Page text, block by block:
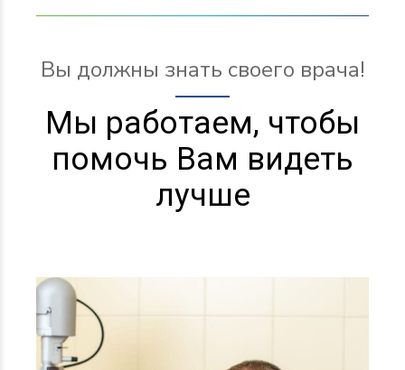
Вы должны знать своего врача!
Мы работаем, чтобы
помочь Вам видеть
лучше